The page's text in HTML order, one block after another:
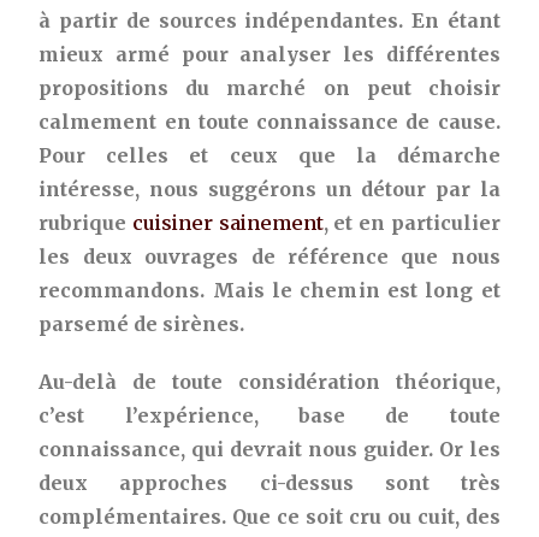
à partir de sources indépendantes. En étant
mieux armé pour analyser les différentes
propositions du marché on peut choisir
calmement en toute connaissance de cause.
Pour celles et ceux que la démarche
intéresse, nous suggérons un détour par la
rubrique cuisiner sainement, et en particulier
les deux ouvrages de référence que nous
recommandons. Mais le chemin est long et
parsemé de sirènes.
Au-delà de toute considération théorique,
c’est l’expérience, base de toute
connaissance, qui devrait nous guider. Or les
deux approches ci-dessus sont très
complémentaires. Que ce soit cru ou cuit, des